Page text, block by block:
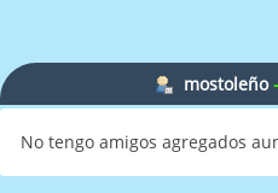
mostoleño
No tengo amigos agregados